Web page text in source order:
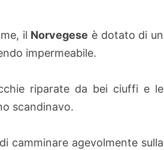
il Norvegese è dotato di un
impermeabile.
riparate da bei ciuffi e le
scandinavo.
camminare agevolmente sulla